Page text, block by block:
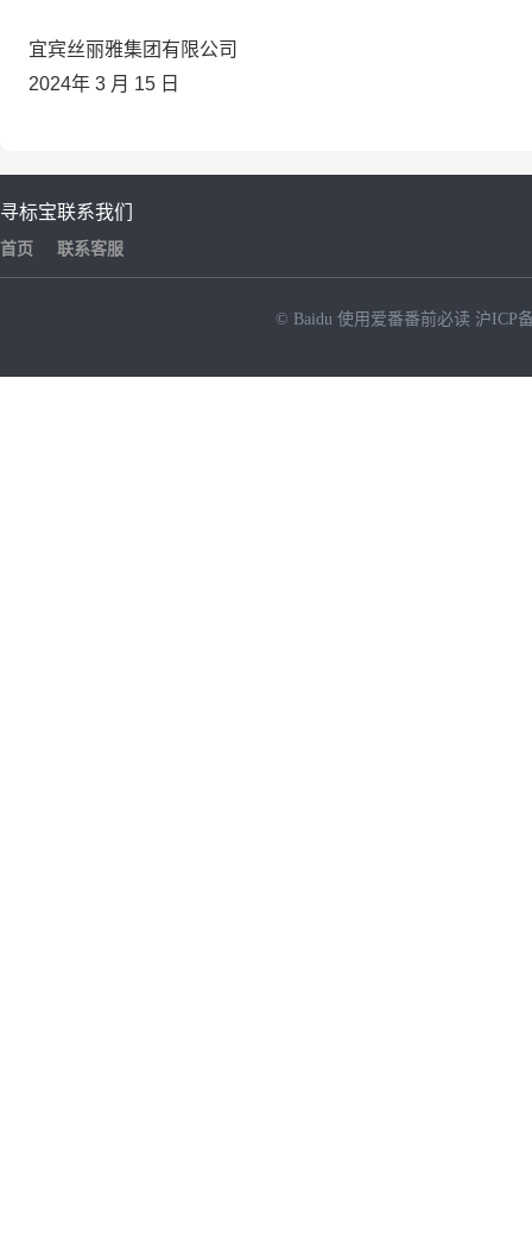
宜宾丝丽雅集团有限公司
2024年 3 月 15 日
寻标宝
首页
联系我们
联系客服
© Baidu 使用爱番番前必读 沪ICP